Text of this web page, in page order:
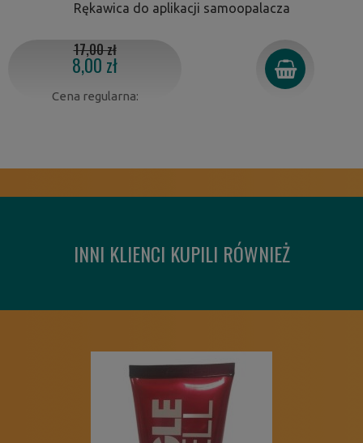
Rękawica do aplikacji samoopalacza
8,00 zł
Cena regularna:
17,00 zł
INNI KLIENCI KUPILI RÓWNIEŻ